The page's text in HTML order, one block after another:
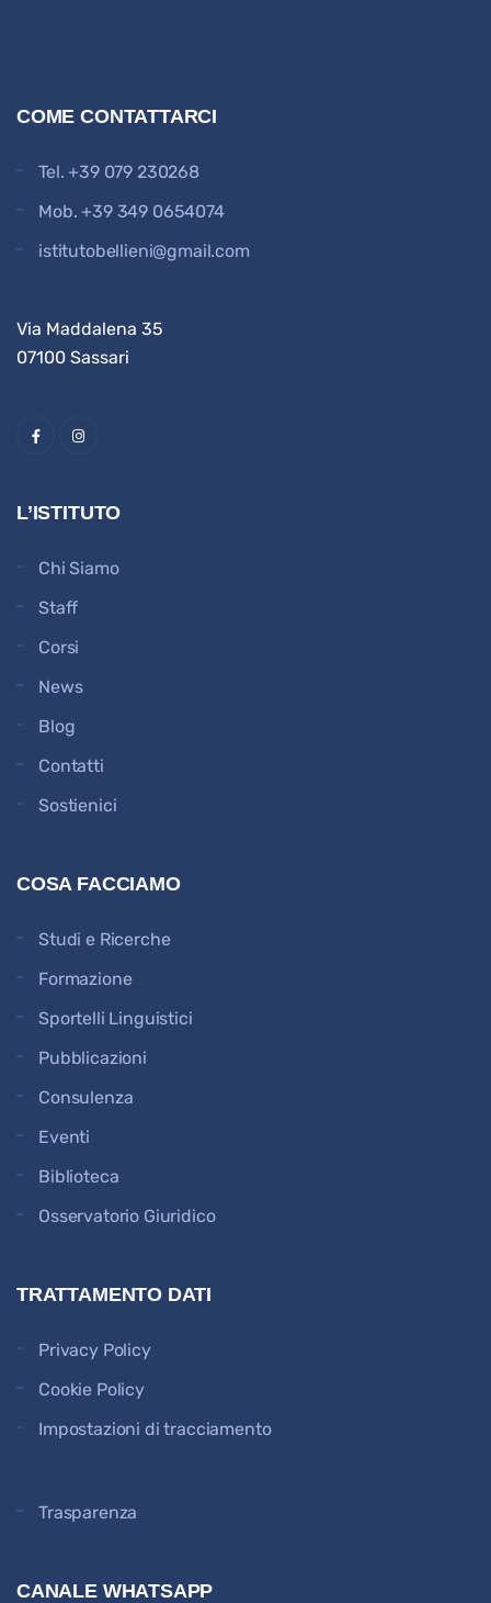
COME CONTATTARCI
Tel.+39 079 230268
Mob.+39 349 0654074
istitutobellieni@gmail.com
Via Maddalena 35
07100 Sassari
L’ISTITUTO
Chi Siamo
Staff
Corsi
News
Blog
Contatti
Sostienici
COSA FACCIAMO
Studi e Ricerche
Formazione
Sportelli Linguistici
Pubblicazioni
Consulenza
Eventi
Biblioteca
Osservatorio Giuridico
TRATTAMENTO DATI
Privacy Policy
Cookie Policy
Impostazioni di tracciamento
Trasparenza
CANALE WHATSAPP